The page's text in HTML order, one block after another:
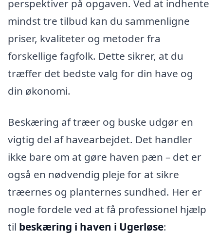
perspektiver på opgaven. Ved at indhente
mindst tre tilbud kan du sammenligne
priser, kvaliteter og metoder fra
forskellige fagfolk. Dette sikrer, at du
træffer det bedste valg for din have og
din økonomi.
Beskæring af træer og buske udgør en
vigtig del af havearbejdet. Det handler
ikke bare om at gøre haven pæn – det er
også en nødvendig pleje for at sikre
træernes og planternes sundhed. Her er
nogle fordele ved at få professionel hjælp
til beskæring i haven i Ugerløse: